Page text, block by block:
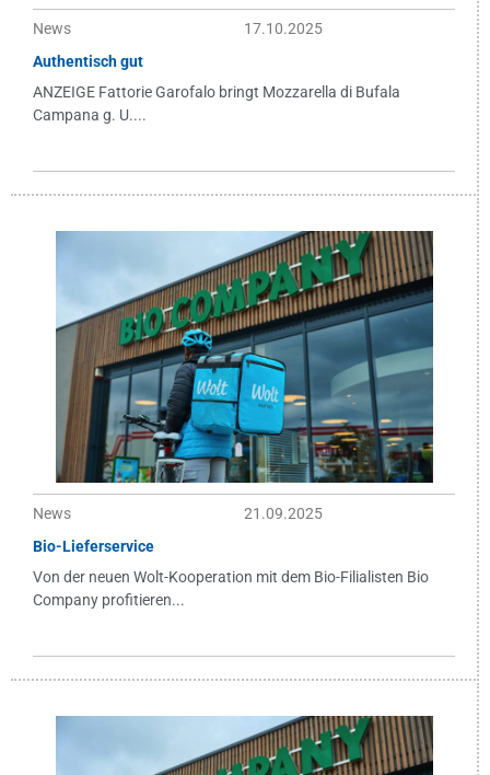
News
17.10.2025
Authentisch gut
ANZEIGE Fattorie Garofalo bringt Mozzarella di Bufala
Campana g. U....
News
21.09.2025
Bio-Lieferservice
Von der neuen Wolt-Kooperation mit dem Bio-Filialisten Bio
Company profitieren...